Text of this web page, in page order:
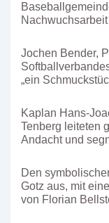
Jochen Bender,
„ein
Kaplan Hans-
Tenberg leiteten
Andacht und
Den
Gotz aus, mit
von Florian